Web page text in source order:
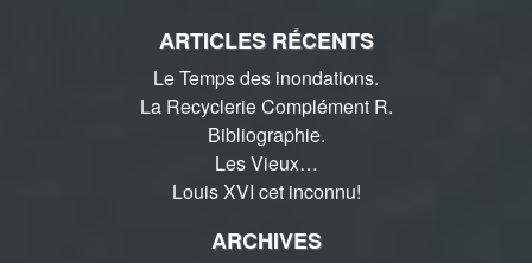
ARTICLES RÉCENTS
Le Temps des inondations.
La Recyclerie Complément R.
Bibliographie.
Les Vieux…
Louis XVI cet inconnu!
ARCHIVES